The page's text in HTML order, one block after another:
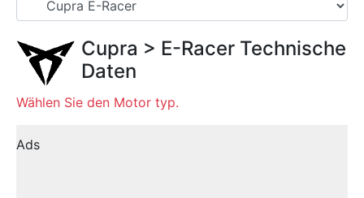
Cupra > E-Racer Technische
Daten
Wählen Sie den Motor typ.
Ads